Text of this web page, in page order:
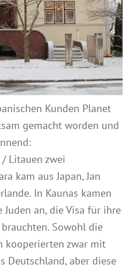
Kunden Planet
gemacht worden und
Litauen zwei
kam aus Japan, Jan
In Kaunas kamen
an, die Visa für ihre
Sowohl die
kooperierten zwar mit
Deutschland, aber diese